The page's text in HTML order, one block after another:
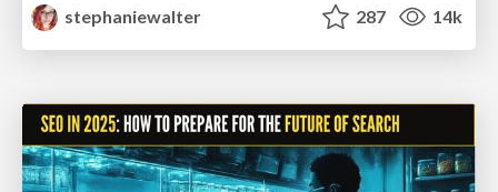
stephaniewalter
287 14k